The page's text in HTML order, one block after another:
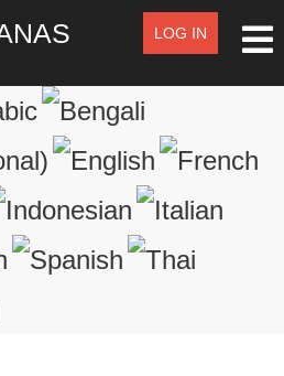
LOG IN
Registre-se
de Mim
o nome de usuário?